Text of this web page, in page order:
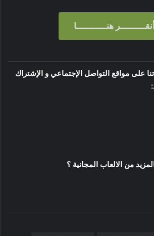
أنقــــــــــر هنــــــــــــا
على مواقع التواصل الإجتماعي و الإشتراك
من الالعاب المجانية ؟